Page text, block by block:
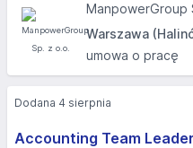
ManpowerGroup
Warszawa
umowa o pracę
Accounting Team
Dodana 4 sierpnia